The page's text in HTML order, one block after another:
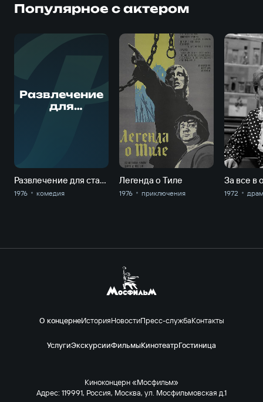
Популярное с актером
Развлечение
для
Развлечение для старичков
1976 комедия
Легенда о Тиле
1976 приключе­ния
За все в
1972
О концернеИсторияНовостиПресс-службаКонтакты
УслугиЭкскурсииФильмыКинотеатрГостиница
Киноконцерн «Мосфильм»
Адрес: 119991, Россия, Москва, ул. Мосфильмовская д.1